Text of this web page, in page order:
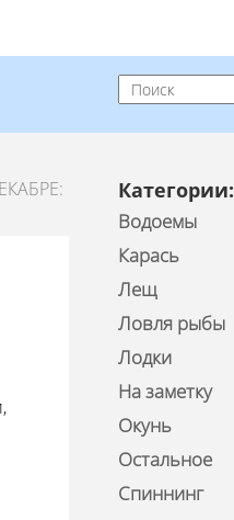
Категории:
Водоемы
Карась
Лещ
Ловля рыбы
Лодки
На заметку
Окунь
Остальное
Спиннинг